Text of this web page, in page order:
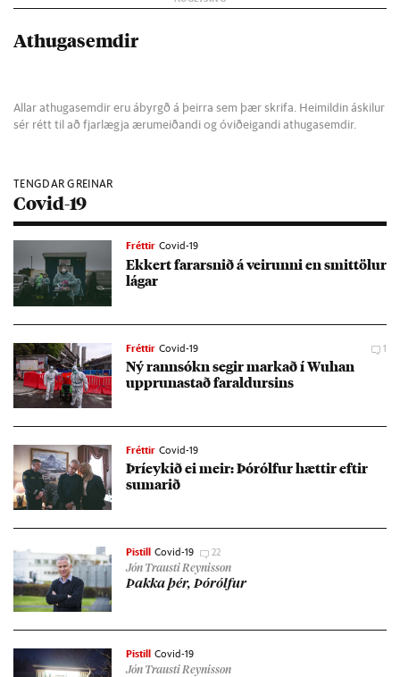
Athugasemdir
Allar athugasemdir eru ábyrgð á þeirra sem þær skrifa. Heimildin áskilur
sér rétt til að fjarlægja ærumeiðandi og óviðeigandi athugasemdir.
TENGDAR GREINAR
Covid-19
Fréttir Covid-19
Ekk­ert far­arsnið á veirunni en smit­töl­ur
lág­ar
Fréttir Covid-19 1
Ný rann­sókn seg­ir mark­að í Wu­h­an
upp­runastað far­ald­urs­ins
Fréttir Covid-19
Þríeyk­ið ei meir: Þórólf­ur hætt­ir eft­ir
sumar­ið
Pistill Covid-19 22
Jón Trausti Reynisson
Þakka þér, Þórólf­ur
Pistill Covid-19
Jón Trausti Reynisson